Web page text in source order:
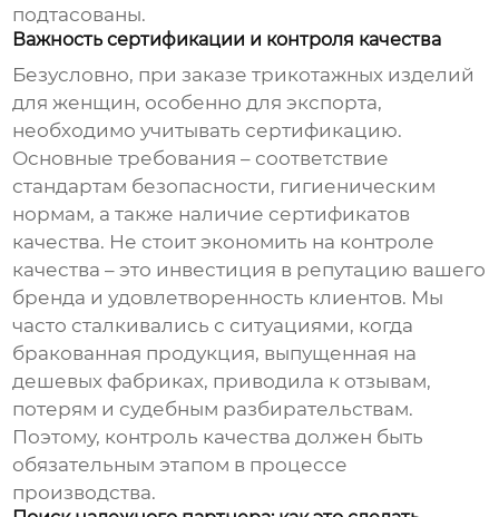
подтасованы.
Важность сертификации и контроля качества
Безусловно, при заказе трикотажных изделий
для женщин, особенно для экспорта,
необходимо учитывать сертификацию.
Основные требования – соответствие
стандартам безопасности, гигиеническим
нормам, а также наличие сертификатов
качества. Не стоит экономить на контроле
качества – это инвестиция в репутацию вашего
бренда и удовлетворенность клиентов. Мы
часто сталкивались с ситуациями, когда
бракованная продукция, выпущенная на
дешевых фабриках, приводила к отзывам,
потерям и судебным разбирательствам.
Поэтому, контроль качества должен быть
обязательным этапом в процессе
производства.